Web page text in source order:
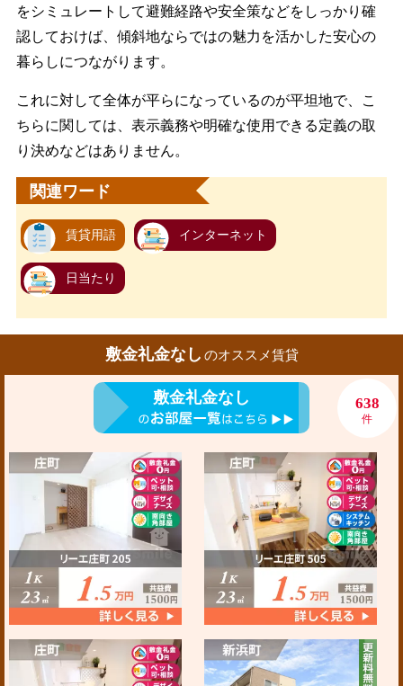
をシミュレートして避難経路や安全策などをしっかり確
認しておけば、傾斜地ならではの魅力を活かした安心の
暮らしにつながります。
これに対して全体が平らになっているのが平坦地で、こ
ちらに関しては、表示義務や明確な使用できる定義の取
り決めなどはありません。
関連ワード
賃貸用語 インターネット
日当たり
敷金礼金なし のオススメ賃貸
敷金礼金なし 638
件